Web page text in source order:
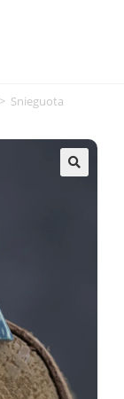
> Snieguota